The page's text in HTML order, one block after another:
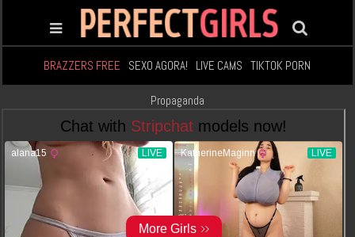
BRAZZERS FREE SEXO AGORA! LIVE CAMS TIKTOK PORN
Propaganda